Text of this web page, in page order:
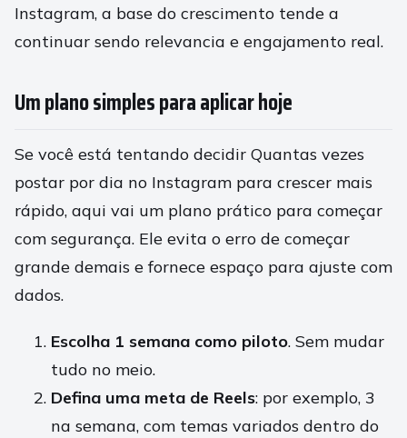
Instagram, a base do crescimento tende a
continuar sendo relevancia e engajamento real.
Um plano simples para aplicar hoje
Se você está tentando decidir Quantas vezes
postar por dia no Instagram para crescer mais
rápido, aqui vai um plano prático para começar
com segurança. Ele evita o erro de começar
grande demais e fornece espaço para ajuste com
dados.
Escolha 1 semana como piloto. Sem mudar
tudo no meio.
Defina uma meta de Reels: por exemplo, 3
na semana, com temas variados dentro do